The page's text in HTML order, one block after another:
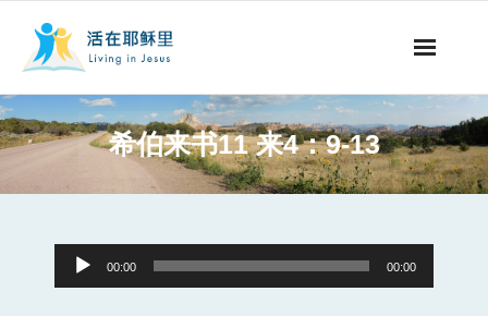
事工概要
永生之道
希伯来书11 来4：9-13
Audio
Player
00:00 00:00